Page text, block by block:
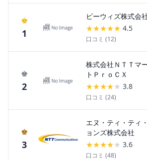
♚
1
ビーウィズ株式会
★★★★★ 4.5
口コミ (12)
♚
2
株式会社ＮＴＴマ
トＰｒｏＣＸ
★★★★★ 3.8
口コミ (24)
♚
3
エヌ・ティ・ティ
ョンズ株式会社
★★★★★ 3.6
口コミ (48)